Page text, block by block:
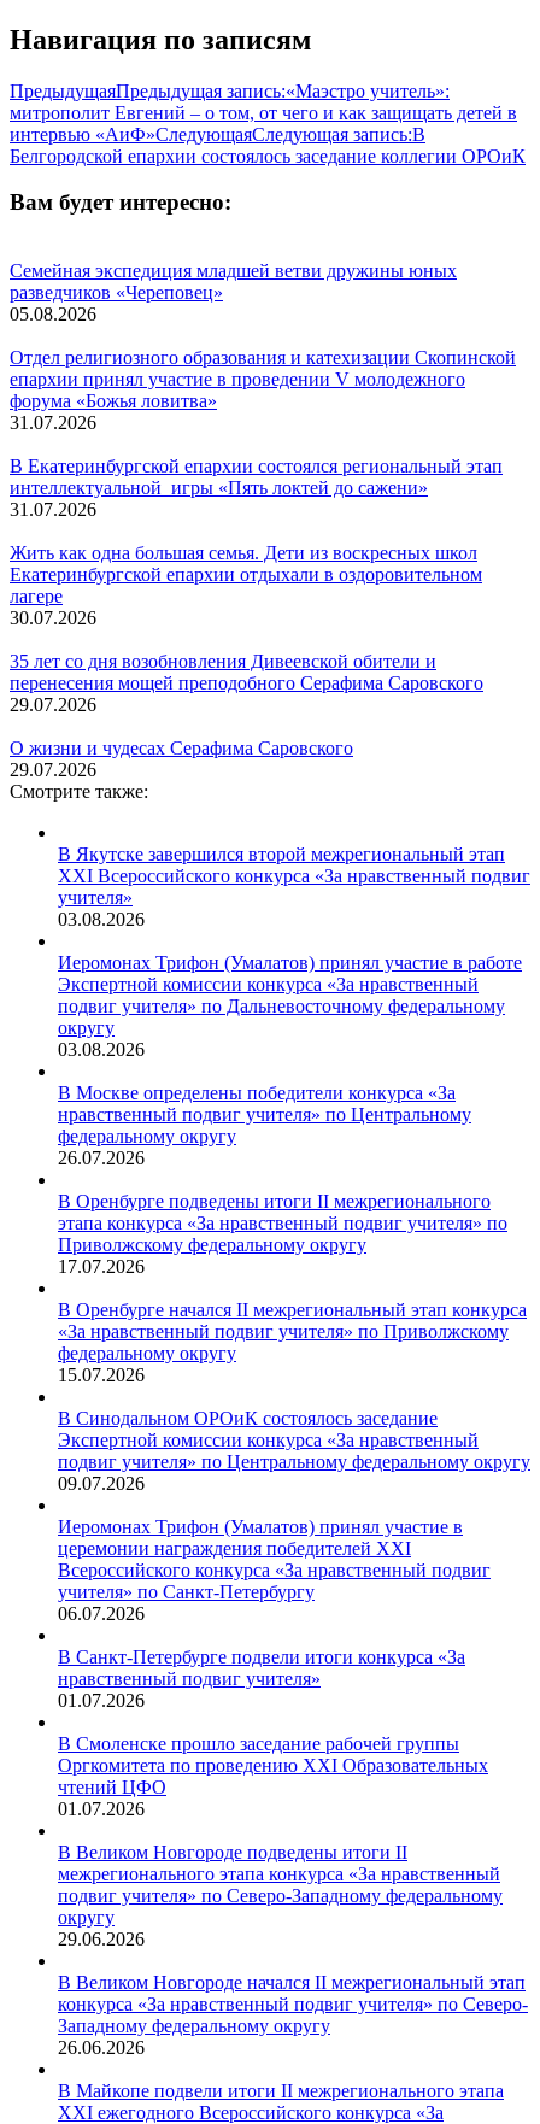
Навигация по записям
ПредыдущаяПредыдущая запись:«Маэстро учитель»:
митрополит Евгений – о том, от чего и как защищать детей в
интервью «АиФ»СледующаяСледующая запись:В
Белгородской епархии состоялось заседание коллегии ОРОиК
Вам будет интересно:
Семейная экспедиция младшей ветви дружины юных
разведчиков «Череповец»
05.08.2026
Отдел религиозного образования и катехизации Скопинской
епархии принял участие в проведении V молодежного
форума «Божья ловитва»
31.07.2026
В Екатеринбургской епархии состоялся региональный этап
интеллектуальной игры «Пять локтей до сажени»
31.07.2026
Жить как одна большая семья. Дети из воскресных школ
Екатеринбургской епархии отдыхали в оздоровительном
лагере
30.07.2026
35 лет со дня возобновления Дивеевской обители и
перенесения мощей преподобного Серафима Саровского
29.07.2026
О жизни и чудесах Серафима Саровского
29.07.2026
Смотрите также:
В Якутске завершился второй межрегиональный этап
XXI Всероссийского конкурса «За нравственный подвиг
учителя»
03.08.2026
Иеромонах Трифон (Умалатов) принял участие в работе
Экспертной комиссии конкурса «За нравственный
подвиг учителя» по Дальневосточному федеральному
округу
03.08.2026
В Москве определены победители конкурса «За
нравственный подвиг учителя» по Центральному
федеральному округу
26.07.2026
В Оренбурге подведены итоги II межрегионального
этапа конкурса «За нравственный подвиг учителя» по
Приволжскому федеральному округу
17.07.2026
В Оренбурге начался II межрегиональный этап конкурса
«За нравственный подвиг учителя» по Приволжскому
федеральному округу
15.07.2026
В Синодальном ОРОиК состоялось заседание
Экспертной комиссии конкурса «За нравственный
подвиг учителя» по Центральному федеральному округу
09.07.2026
Иеромонах Трифон (Умалатов) принял участие в
церемонии награждения победителей XXI
Всероссийского конкурса «За нравственный подвиг
учителя» по Санкт-Петербургу
06.07.2026
В Санкт-Петербурге подвели итоги конкурса «За
нравственный подвиг учителя»
01.07.2026
В Смоленске прошло заседание рабочей группы
Оргкомитета по проведению XXI Образовательных
чтений ЦФО
01.07.2026
В Великом Новгороде подведены итоги II
межрегионального этапа конкурса «За нравственный
подвиг учителя» по Северо-Западному федеральному
округу
29.06.2026
В Великом Новгороде начался II межрегиональный этап
конкурса «За нравственный подвиг учителя» по Северо-
Западному федеральному округу
26.06.2026
В Майкопе подвели итоги II межрегионального этапа
XXI ежегодного Всероссийского конкурса «За